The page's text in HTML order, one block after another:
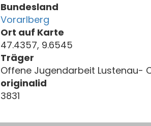
Bundesland
Vorarlberg
Ort auf Karte
47.4357, 9.6545
Träger
Offene Jugendarbeit Lustenau-
originalid
3831